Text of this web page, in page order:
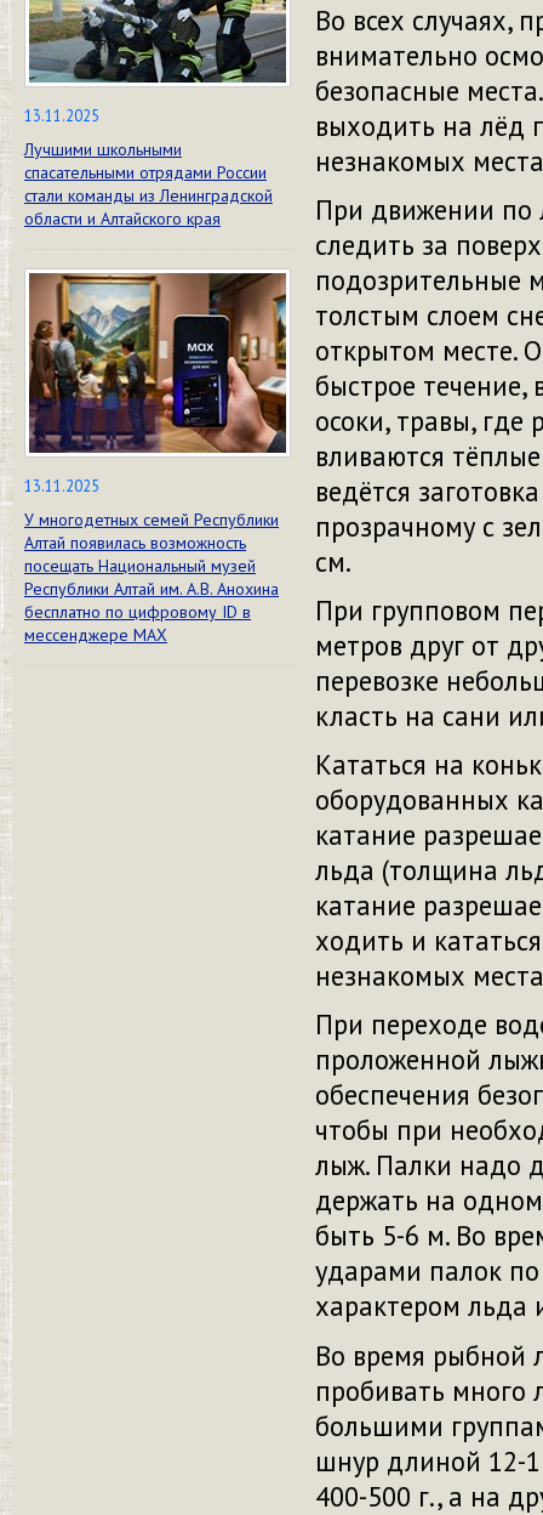
13.11.2025
Лучшими школьными
спасательными отрядами России
стали команды из Ленинградской
области и Алтайского края
13.11.2025
У многодетных семей Республики
Алтай появилась возможность
посещать Национальный музей
Республики Алтай им. А.В. Анохина
бесплатно по цифровому ID в
мессенджере МАХ
Во всех случаях,
внимательно
безопасные
выходить на лёд
незнакомых
При движении по
следить за
подозрительные
толстым слоем
открытом месте.
быстрое течение,
осоки, травы,
вливаются
ведётся
прозрачному с
см.
При групповом
метров друг от
перевозке
класть на сани
Кататься на
оборудованных
катание
льда (толщина
катание
ходить и
незнакомых
При переходе
проложенной
обеспечения
чтобы при
лыж. Палки надо
держать на
быть 5-6 м. Во
ударами палок по
характером льда
Во время рыбной
пробивать много
большими
шнур длиной 12-
400-500 г., а на